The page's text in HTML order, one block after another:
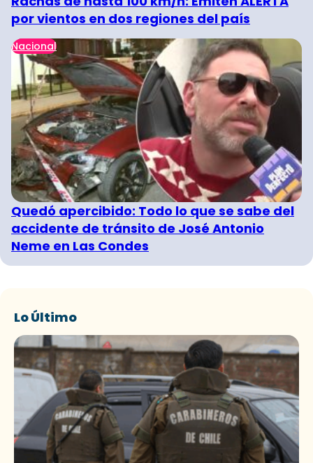
por vientos en dos regiones del país
Nacional
Quedó apercibido: Todo lo que se sabe del
accidente de tránsito de José Antonio
Neme en Las Condes
Lo Último